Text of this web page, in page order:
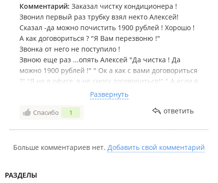
Комментарий: Заказал чистку кондиционера !
Звонил первый раз трубку взял некто Алексей!
Сказал -да можно почистить 1900 рублей ! Хорошо !
А как договориться ? "Я Вам перезвоню !"
Звонка от него не поступило !
Звною еще раз ...опять Алексей "Да чистка ! Да
можно 1900 рублей !" " Ок а как с вами договориться
?" "Я не в офисе ,я не смогу договориться!" " А если я
в офис подьеду ..договориься можно !? " " Да можно
!" Подьезжаю в офис на Кирова 2 ,записывают на
дату ! Подходит дата ! Ни звонка ни мастера ! Сами
Развернуть
Спасибо 1 ответить
Больше комментариев нет. Добавить свой комментарий
РАЗДЕЛЫ